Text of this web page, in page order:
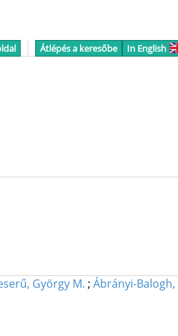
Átlépés a keresőbe In English
György M. ; Ábrányi-